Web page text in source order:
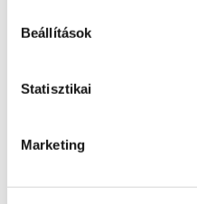
Beállítások
Statisztikai
Marketing
Követeléskezelés
Pénzügyek
Polgári jog
Szellemi tulajdon